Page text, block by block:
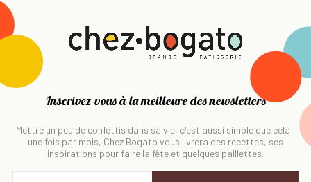
Inscrivez-vous à la meilleure des newsletters
Mettre un peu de confettis dans sa vie, c'est aussi simple que cela :
une fois par mois, Chez Bogato vous livrera des recettes, ses
inspirations pour faire la fête et quelques paillettes.